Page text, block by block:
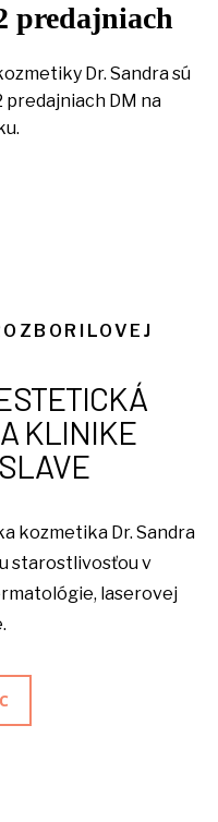
predajniach
Dr. Sandra sú
DM na
KLINIKE
kozmetika Dr. Sandra
starostlivosťou v
laserovej